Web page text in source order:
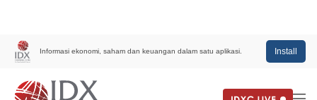
Informasi ekonomi, saham dan keuangan dalam satu aplikasi. Install